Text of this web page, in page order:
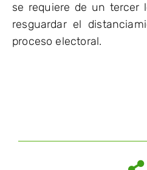
se requiere de un tercer
resguardar el
proceso electoral.